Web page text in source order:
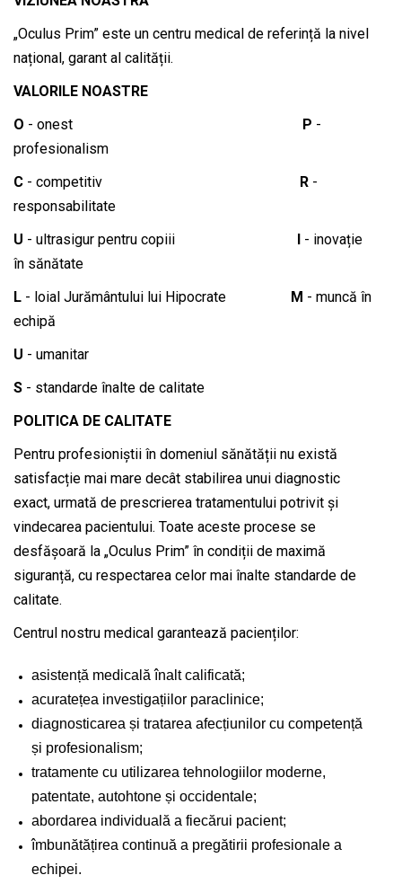
„Oculus Prim” este un centru medical de referință la nivel
național, garant al calității.
VALORILE NOASTRE
O - onest P -
profesionalism
C - competitiv R -
responsabilitate
U - ultrasigur pentru copiii I - inovație
în sănătate
L - loial Jurământului lui Hipocrate M - muncă în
echipă
U - umanitar
S - standarde înalte de calitate
POLITICA DE CALITATE
Pentru profesioniștii în domeniul sănătății nu există
satisfacție mai mare decât stabilirea unui diagnostic
exact, urmată de prescrierea tratamentului potrivit și
vindecarea pacientului. Toate aceste procese se
desfășoară la „Oculus Prim” în condiții de maximă
siguranță, cu respectarea celor mai înalte standarde de
calitate.
Centrul nostru medical garantează pacienților:
asistență medicală înalt calificată;
acuratețea investigațiilor paraclinice;
diagnosticarea și tratarea afecțiunilor cu competență
și profesionalism;
tratamente cu utilizarea tehnologiilor moderne,
patentate, autohtone și occidentale;
abordarea individuală a fiecărui pacient;
îmbunătățirea continuă a pregătirii profesionale a
echipei.